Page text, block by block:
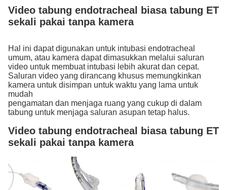
Video tabung endotracheal biasa tabung ET
sekali pakai tanpa kamera
Hal ini dapat digunakan untuk intubasi endotracheal
umum, atau kamera dapat dimasukkan melalui saluran
video untuk membuat intubasi lebih akurat dan cepat.
Saluran video yang dirancang khusus memungkinkan
kamera untuk disimpan untuk waktu yang lama untuk
mudah
pengamatan dan menjaga ruang yang cukup di dalam
tabung untuk menjaga saluran asupan tetap halus.
Video tabung endotracheal biasa tabung ET
sekali pakai tanpa kamera